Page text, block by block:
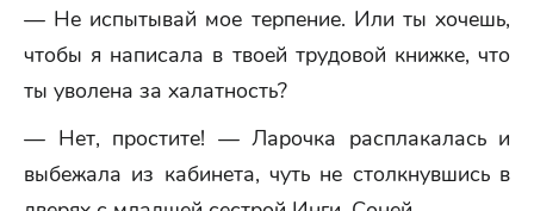
— Не испытывай мое терпение. Или ты хочешь,
чтобы я написала в твоей трудовой книжке, что
ты уволена за халатность?
— Нет, простите! — Ларочка расплакалась и
выбежала из кабинета, чуть не столкнувшись в